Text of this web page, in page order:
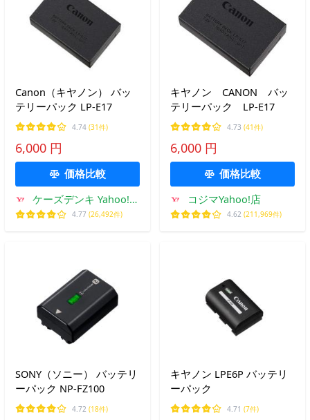
Canon（キヤノン） バッ
テリーパック LP-E17
4.74 (31件)
6,000 円
価格比較
ケーズデンキ Yahoo!シ
ョップ
4.77 (26,492件)
キヤノン CANON バッ
テリーパック LP-E17
4.73 (41件)
6,000 円
価格比較
コジマYahoo!店
4.62 (211,969件)
SONY（ソニー） バッテリ
ーパック NP-FZ100
4.72 (18件)
キヤノン LPE6P バッテリ
ーパック
4.71 (7件)